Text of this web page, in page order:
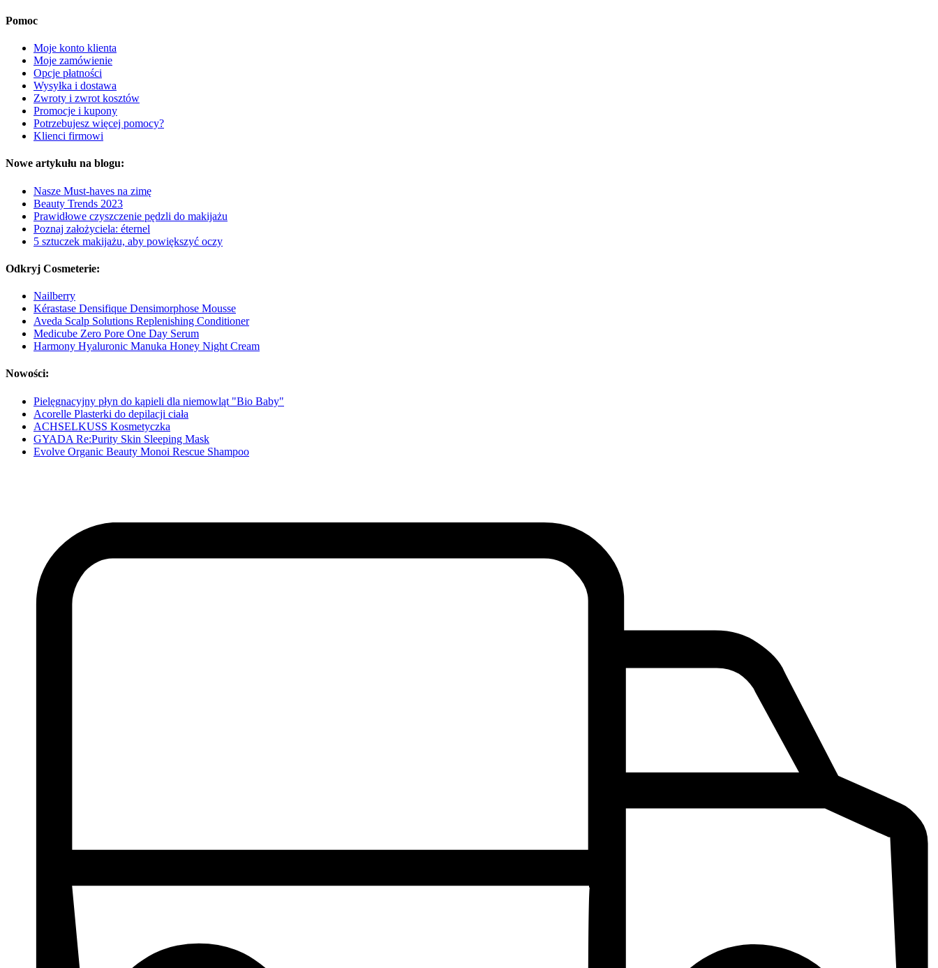
Pomoc
Moje konto klienta
Moje zamówienie
Opcje płatności
Wysyłka i dostawa
Zwroty i zwrot kosztów
Promocje i kupony
Potrzebujesz więcej pomocy?
Klienci firmowi
Nowe artykułu na blogu:
Nasze Must-haves na zimę
Beauty Trends 2023
Prawidłowe czyszczenie pędzli do makijażu
Poznaj założyciela: éternel
5 sztuczek makijażu, aby powiększyć oczy
Odkryj Cosmeterie:
Nailberry
Kérastase Densifique Densimorphose Mousse
Aveda Scalp Solutions Replenishing Conditioner
Medicube Zero Pore One Day Serum
Harmony Hyaluronic Manuka Honey Night Cream
Nowości:
Pielęgnacyjny płyn do kąpieli dla niemowląt "Bio Baby"
Acorelle Plasterki do depilacji ciała
ACHSELKUSS Kosmetyczka
GYADA Re:Purity Skin Sleeping Mask
Evolve Organic Beauty Monoi Rescue Shampoo